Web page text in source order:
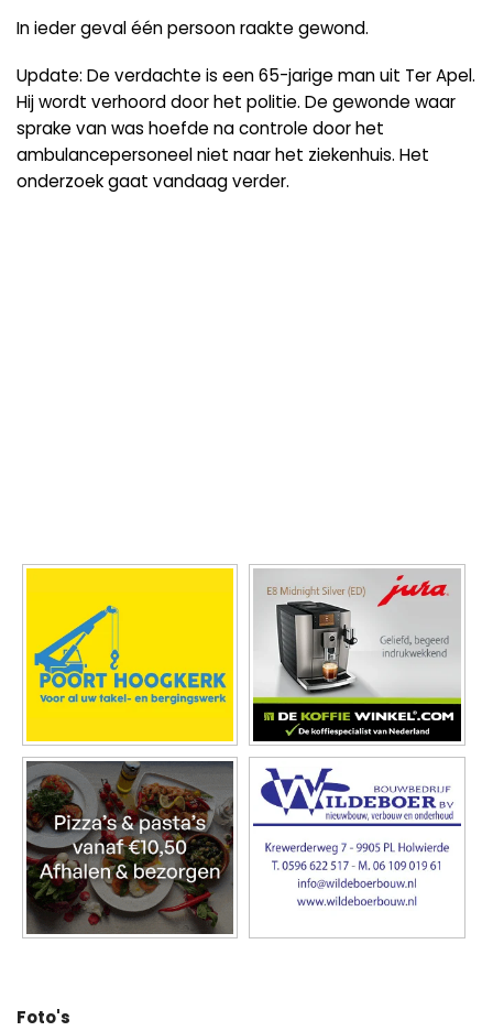
In ieder geval één persoon raakte gewond.
Update: De verdachte is een 65-jarige man uit Ter Apel.
Hij wordt verhoord door het politie. De gewonde waar
sprake van was hoefde na controle door het
ambulancepersoneel niet naar het ziekenhuis. Het
onderzoek gaat vandaag verder.
Foto's